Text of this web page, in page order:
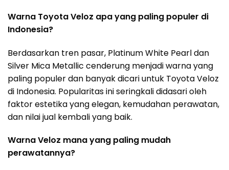
Warna Toyota Veloz apa yang paling populer di
Indonesia?
Berdasarkan tren pasar, Platinum White Pearl dan
Silver Mica Metallic cenderung menjadi warna yang
paling populer dan banyak dicari untuk Toyota Veloz
di Indonesia. Popularitas ini seringkali didasari oleh
faktor estetika yang elegan, kemudahan perawatan,
dan nilai jual kembali yang baik.
Warna Veloz mana yang paling mudah
perawatannya?